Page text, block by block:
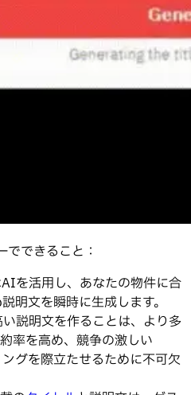
できること：
を活用し、あなたの物件に合
明文を瞬時に生成します。
説明文を作ることは、より多
率を高め、競争の激しい
グを際立たせるために不可欠